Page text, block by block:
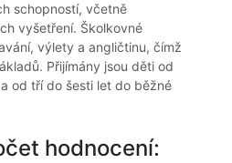
schopností, včetně
vyšetření. Školkovné
výlety a angličtinu, čímž
Přijímány jsou děti od
od tří do šesti let do běžné
hodnocení: